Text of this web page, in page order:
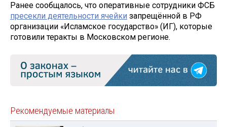
Ранее сообщалось, что оперативные сотрудники ФСБ
пресекли деятельности ячейки запрещённой в РФ
организации «Исламское государство» (ИГ), которые
готовили теракты в Московском регионе.
Рекомендуемые материалы